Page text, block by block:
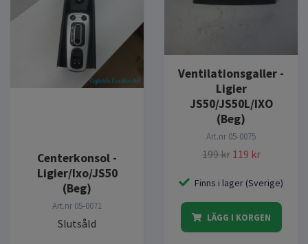
Centerkonsol -
Ligier/Ixo/JS50
(Beg)
Art.nr 05-0071
Slutsåld
Ventilationsgaller -
Ligier
JS50/JS50L/IXO
(Beg)
Art.nr 05-0075
199 kr 119 kr
Finns i lager (Sverige)
LÄGG I KORGEN